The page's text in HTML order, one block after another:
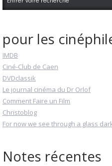
pour les
IMDB
Ciné-Club de Caen
DVDclassik
Le journal cinéma du Dr Orlof
Comment Faire un Film
Christoblog
For now we see through a glass
Notes récentes